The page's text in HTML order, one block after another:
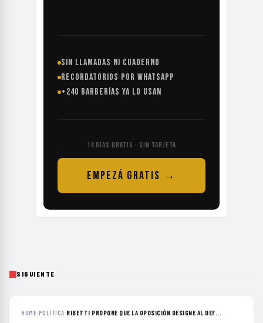
SIN LLAMADAS NI CUADERNO
RECORDATORIOS POR WHATSAPP
+240 BARBERÍAS YA LO USAN
14 DÍAS GRATIS · SIN TARJETA
EMPEZÁ GRATIS →
SIGUIENTE
HOME›POLÍTICA›RIBETTI PROPONE QUE LA OPOSICIÓN DESIGNE AL DEF...